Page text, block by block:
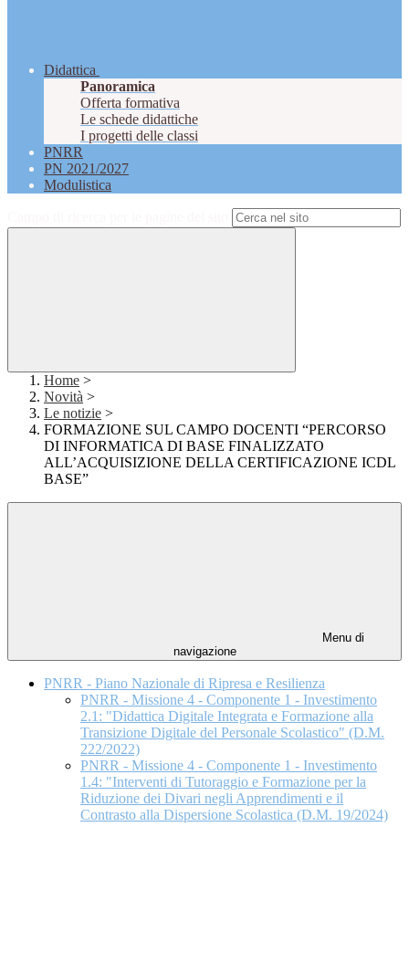
Didattica
Panoramica
Offerta formativa
Le schede didattiche
I progetti delle classi
PNRR
PN 2021/2027
Modulistica
Home >
Novità >
Le notizie >
FORMAZIONE SUL CAMPO DOCENTI “PERCORSO
DI INFORMATICA DI BASE FINALIZZATO
ALL’ACQUISIZIONE DELLA CERTIFICAZIONE ICDL
BASE”
Menu di
navigazione
PNRR - Piano Nazionale di Ripresa e Resilienza
PNRR - Missione 4 - Componente 1 - Investimento
2.1: "Didattica Digitale Integrata e Formazione alla
Transizione Digitale del Personale Scolastico" (D.M.
222/2022)
PNRR - Missione 4 - Componente 1 - Investimento
1.4: "Interventi di Tutoraggio e Formazione per la
Riduzione dei Divari negli Apprendimenti e il
Contrasto alla Dispersione Scolastica (D.M. 19/2024)